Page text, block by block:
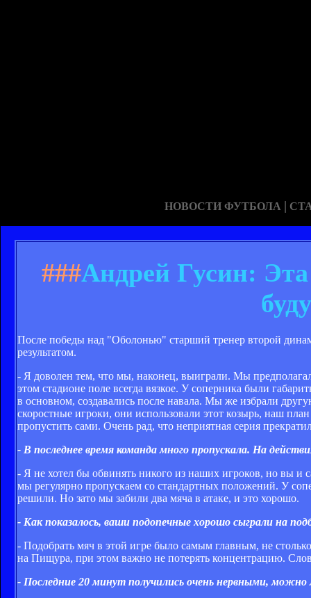
НОВОСТИ ФУТБОЛА |
###Андрей Гусин:
После победы над "Оболонью" старший тренер второй
результатом.
- Я доволен тем, что мы, наконец, выиграли. Мы
этом стадионе поле всегда вязкое. У соперника были
в основном, создавались после навала. Мы же избрали
скоростные игроки, они использовали этот козырь, наш
пропустить сами. Очень рад, что неприятная серия
- В последнее время команда много пропускала. На
- Я не хотел бы обвинять никого из наших игроков, но вы и
мы регулярно пропускаем со стандартных положений. У
решили. Но зато мы забили два мяча в атаке, и это хорошо.
- Как показалось, ваши подопечные хорошо сыграли на
- Подобрать мяч в этой игре было самым главным, не
на Пищура, при этом важно не потерять концентрацию.
- Последние 20 минут получились очень нервными,